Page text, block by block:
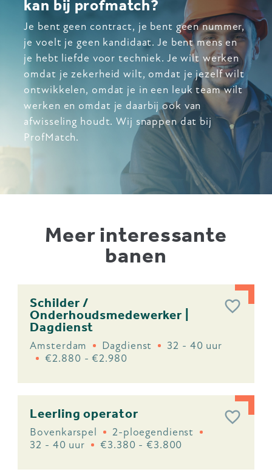
kan bij profmatch?
Je bent geen contract, je bent geen nummer,
je voelt je geen kandidaat. Je bent mens en
je hebt liefde voor techniek. Je wilt werken
omdat je zekerheid wilt, omdat je jezelf wilt
ontwikkelen, omdat je in een leuk team wilt
werken en omdat je daarbij ook van
afwisseling houdt. Wij snappen dat bij
ProfMatch.
Meer interessante
banen
Schilder /
Onderhoudsmedewerker |
Dagdienst
Amsterdam Dagdienst
32 - 40 uur
€2.880 - €2.980
Leerling operator
Bovenkarspel
2-ploegendienst
32 - 40 uur
€3.380 - €3.800